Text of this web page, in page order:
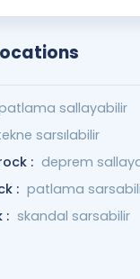
sallayabilir
sarsılabilir
: deprem
: patlama
: skandal sarsabilir